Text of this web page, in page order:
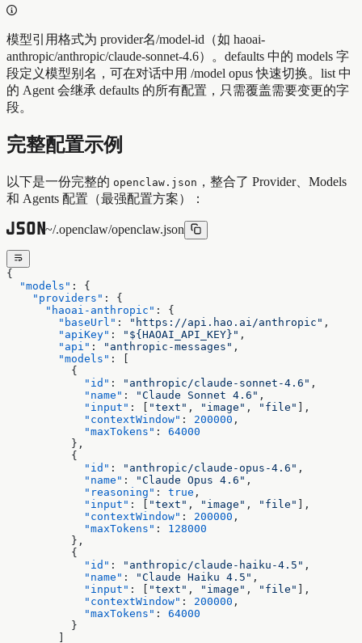
模型引用格式为 provider名/model-id（如 haoai-
anthropic/anthropic/claude-sonnet-4.6）。defaults 中的 models 字
段定义模型别名，可在对话中用 /model opus 快速切换。list 中
的 Agent 会继承 defaults 的所有配置，只需覆盖需要变更的字
段。
完整配置示例
以下是一份完整的 openclaw.json ，整合了 Provider、Models
和 Agents 配置（最强配置方案）：
~/.openclaw/openclaw.json
{
  "models"
: {
    "providers"
: {
      "haoai-anthropic"
: {
        "baseUrl"
: "https://api.hao.ai/anthropic" ,
        "apiKey"
: "${HAOAI_API_KEY}" ,
        "api"
: "anthropic-messages" ,
        "models"
: [
          {
            "id"
: "anthropic/claude-sonnet-4.6" ,
            "name"
: "Claude Sonnet 4.6" ,
            "input"
: [ "text" , "image" , "file"
],
            "contextWindow"
: 200000 ,
            "maxTokens"
: 64000
          },
          {
            "id"
: "anthropic/claude-opus-4.6" ,
            "name"
: "Claude Opus 4.6" ,
            "reasoning"
: true ,
            "input"
: [ "text" , "image" , "file"
],
            "contextWindow"
: 200000 ,
            "maxTokens"
: 128000
          },
          {
            "id"
: "anthropic/claude-haiku-4.5" ,
            "name"
: "Claude Haiku 4.5" ,
            "input"
: [ "text" , "image" , "file"
],
            "contextWindow"
: 200000 ,
            "maxTokens"
: 64000
          }